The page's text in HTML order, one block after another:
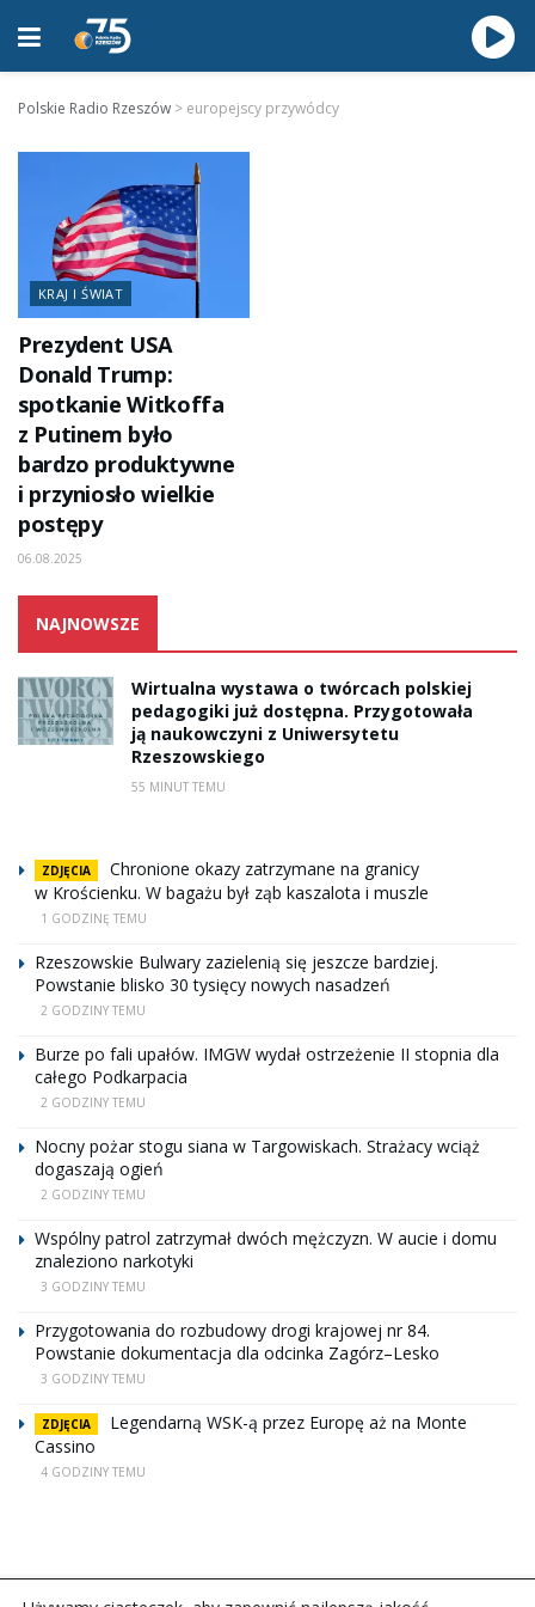
Polskie Radio Rzeszów > europejscy przywódcy
KRAJ I ŚWIAT
Prezydent USA
Donald Trump:
spotkanie Witkoffa
z Putinem było
bardzo produktywne
i przyniosło wielkie
postępy
06.08.2025
NAJNOWSZE
Wirtualna wystawa o twórcach polskiej
pedagogiki już dostępna. Przygotowała
ją naukowczyni z Uniwersytetu
Rzeszowskiego
55 MINUT TEMU
ZDJĘCIA
Chronione okazy zatrzymane na granicy
w Krościenku. W bagażu był ząb kaszalota i muszle
1 GODZINĘ TEMU
Rzeszowskie Bulwary zazielenią się jeszcze bardziej.
Powstanie blisko 30 tysięcy nowych nasadzeń
2 GODZINY TEMU
Burze po fali upałów. IMGW wydał ostrzeżenie II stopnia dla
całego Podkarpacia
2 GODZINY TEMU
Nocny pożar stogu siana w Targowiskach. Strażacy wciąż
dogaszają ogień
2 GODZINY TEMU
Wspólny patrol zatrzymał dwóch mężczyzn. W aucie i domu
znaleziono narkotyki
3 GODZINY TEMU
Przygotowania do rozbudowy drogi krajowej nr 84.
Powstanie dokumentacja dla odcinka Zagórz–Lesko
3 GODZINY TEMU
ZDJĘCIA
Legendarną WSK-ą przez Europę aż na Monte
Cassino
4 GODZINY TEMU